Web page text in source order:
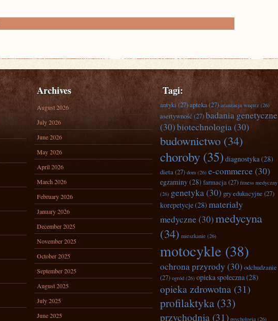
Archives
August 2026
July 2026
June 2026
May 2026
April 2026
March 2026
February 2026
January 2026
December 2025
November 2025
October 2025
September 2025
August 2025
July 2025
June 2025
Tagi:
antyki(27)apteka(27) aranżacja wnętrz (26)
asertywność (27)badania genetyczne
(30)biotechnologia(30)
budownictwo (34)
choroby (35) diagnostyka(28)
dieta(27) dom (26) e-commerce (30)
egzaminy(28) farmacja(27) fitness medyczny
(26) genetyka(30) gry edukacyjne (27)
korepetycje(28) materiały
medyczne (30)medycyna
(34) mieszkanie (26)
motocykle (38)
ochrona przyrody (30) odchudzanie
(27) ogród (26) opieka społeczna(28)
opieka zdrowotna (31)
profilaktyka (33)
przychodnia (31) psychologia (26)